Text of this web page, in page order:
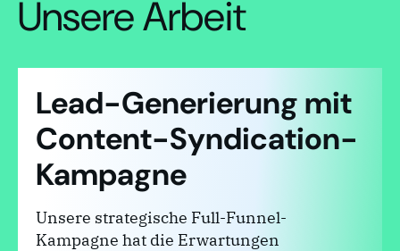
Unsere Arbeit
Lead-Generierung mit
Content-Syndication-
Kampagne
Unsere strategische Full-Funnel-
Kampagne hat die Erwartungen